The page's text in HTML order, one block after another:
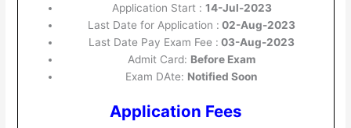
Application Start : 14-Jul-2023
Last Date for Application : 02-Aug-2023
Last Date Pay Exam Fee : 03-Aug-2023
Admit Card: Before Exam
Exam DAte: Notified Soon
Application Fees